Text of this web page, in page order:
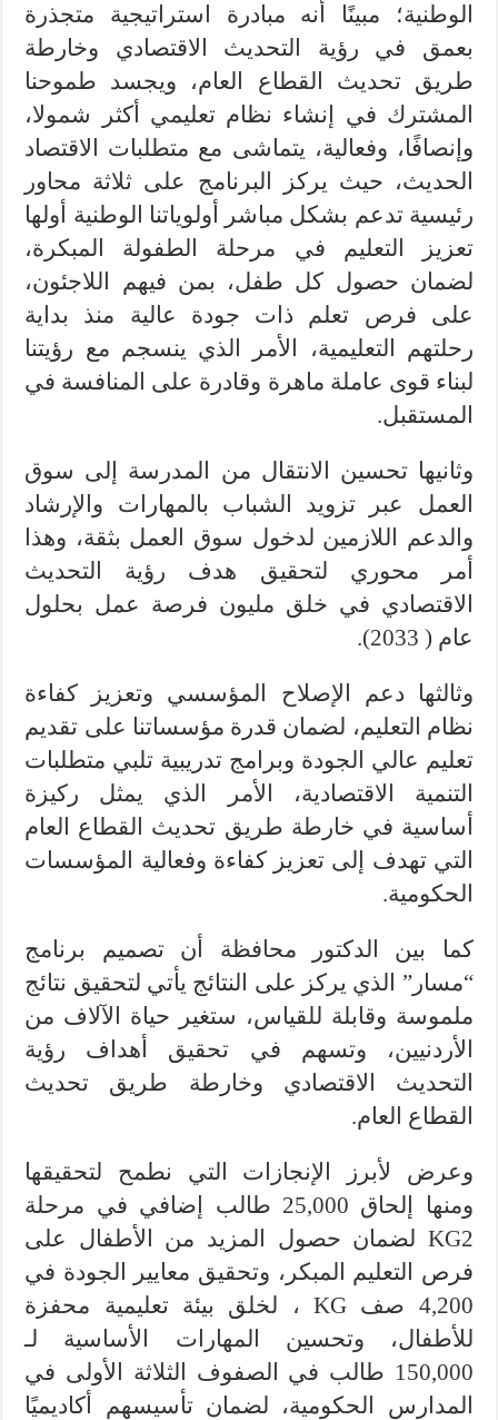
الوطنية؛ مبينًا أنه مبادرة استراتيجية متجذرة
بعمق في رؤية التحديث الاقتصادي وخارطة
طريق تحديث القطاع العام، ويجسد طموحنا
المشترك في إنشاء نظام تعليمي أكثر شمولا،
وإنصافًا، وفعالية، يتماشى مع متطلبات الاقتصاد
الحديث، حيث يركز البرنامج على ثلاثة محاور
رئيسية تدعم بشكل مباشر أولوياتنا الوطنية أولها
تعزيز التعليم في مرحلة الطفولة المبكرة،
لضمان حصول كل طفل، بمن فيهم اللاجئون،
على فرص تعلم ذات جودة عالية منذ بداية
رحلتهم التعليمية، الأمر الذي ينسجم مع رؤيتنا
لبناء قوى عاملة ماهرة وقادرة على المنافسة في
المستقبل.
وثانيها تحسين الانتقال من المدرسة إلى سوق
العمل عبر تزويد الشباب بالمهارات والإرشاد
والدعم اللازمين لدخول سوق العمل بثقة، وهذا
أمر محوري لتحقيق هدف رؤية التحديث
الاقتصادي في خلق مليون فرصة عمل بحلول
عام ( 2033).
وثالثها دعم الإصلاح المؤسسي وتعزيز كفاءة
نظام التعليم، لضمان قدرة مؤسساتنا على تقديم
تعليم عالي الجودة وبرامج تدريبية تلبي متطلبات
التنمية الاقتصادية، الأمر الذي يمثل ركيزة
أساسية في خارطة طريق تحديث القطاع العام
التي تهدف إلى تعزيز كفاءة وفعالية المؤسسات
الحكومية.
كما بين الدكتور محافظة أن تصميم برنامج
“مسار” الذي يركز على النتائج يأتي لتحقيق نتائج
ملموسة وقابلة للقياس، ستغير حياة الآلاف من
الأردنيين، وتسهم في تحقيق أهداف رؤية
التحديث الاقتصادي وخارطة طريق تحديث
القطاع العام.
وعرض لأبرز الإنجازات التي نطمح لتحقيقها
ومنها إلحاق 25,000 طالب إضافي في مرحلة
KG2 لضمان حصول المزيد من الأطفال على
فرص التعليم المبكر، وتحقيق معايير الجودة في
4,200 صف KG ، لخلق بيئة تعليمية محفزة
للأطفال، وتحسين المهارات الأساسية لـ
150,000 طالب في الصفوف الثلاثة الأولى في
المدارس الحكومية، لضمان تأسيسهم أكاديميًا